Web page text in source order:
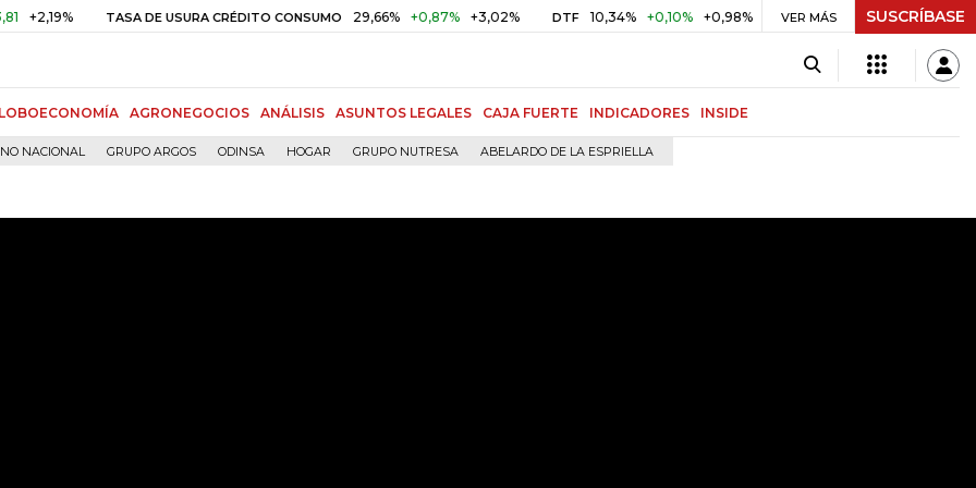
TASA DE USURA CRÉDITO CONSUMO 29,66% +0,87% +3,02% DTF 10,34% +0,10% +0,98% UVR $ 416,91 +$ 0,05 +0,01%
VER MÁS SUSCRÍBASE
AGRONEGOCIOS ANÁLISIS ASUNTOS LEGALES CAJA FUERTE INDICADORES INSIDE
NACIONAL GRUPO ARGOS ODINSA HOGAR GRUPO NUTRESA ABELARDO DE LA ESPRIELLA